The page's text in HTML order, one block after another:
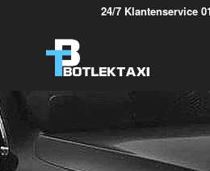
24/7 Klantenservice